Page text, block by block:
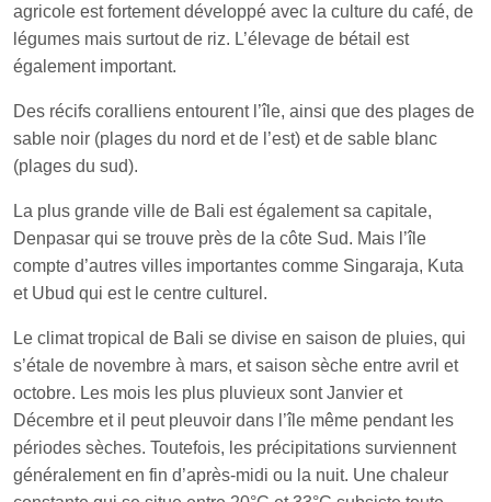
agricole est fortement développé avec la culture du café, de
légumes mais surtout de riz. L’élevage de bétail est
également important.
Des récifs coralliens entourent l’île, ainsi que des plages de
sable noir (plages du nord et de l’est) et de sable blanc
(plages du sud).
La plus grande ville de Bali est également sa capitale,
Denpasar qui se trouve près de la côte Sud. Mais l’île
compte d’autres villes importantes comme Singaraja, Kuta
et Ubud qui est le centre culturel.
Le climat tropical de Bali se divise en saison de pluies, qui
s’étale de novembre à mars, et saison sèche entre avril et
octobre. Les mois les plus pluvieux sont Janvier et
Décembre et il peut pleuvoir dans l’île même pendant les
périodes sèches. Toutefois, les précipitations surviennent
généralement en fin d’après-midi ou la nuit. Une chaleur